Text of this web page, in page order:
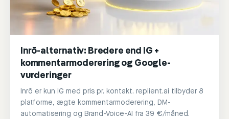
Inrō-alternativ: Bredere end IG +
kommentarmoderering og Google-
vurderinger
Inrō er kun IG med pris pr. kontakt. replient.ai tilbyder 8
platforme, ægte kommentarmoderering, DM-
automatisering og Brand-Voice-AI fra 39 €/måned.